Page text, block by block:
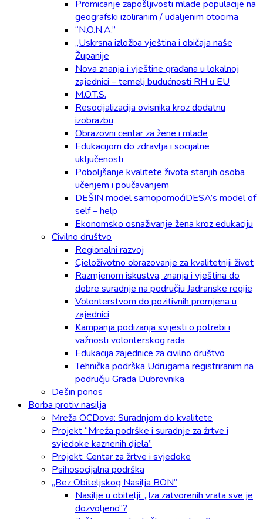
Promicanje zapošljivosti mlade populacije na
geografski izoliranim / udaljenim otocima
“N.O.N.A.”
„Uskrsna izložba vještina i običaja naše
Županije
Nova znanja i vještine građana u lokalnoj
zajednici – temelj budućnosti RH u EU
M.O.T.S.
Resocijalizacija ovisnika kroz dodatnu
izobrazbu
Obrazovni centar za žene i mlade
Edukacijom do zdravlja i socijalne
uključenosti
Poboljšanje kvalitete života starijih osoba
učenjem i poučavanjem
DEŠIN model samopomoćiDESA’s model of
self – help
Ekonomsko osnaživanje žena kroz edukaciju
Civilno društvo
Regionalni razvoj
Cjeloživotno obrazovanje za kvalitetniji život
Razmjenom iskustva, znanja i vještina do
dobre suradnje na području Jadranske regije
Volonterstvom do pozitivnih promjena u
zajednici
Kampanja podizanja svijesti o potrebi i
važnosti volonterskog rada
Edukacija zajednice za civilno društvo
Tehnička podrška Udrugama registriranim na
području Grada Dubrovnika
Dešin ponos
Borba protiv nasilja
Mreža OCDova: Suradnjom do kvalitete
Projekt “Mreža podrške i suradnje za žrtve i
svjedoke kaznenih djela”
Projekt: Centar za žrtve i svjedoke
Psihosocijalna podrška
„Bez Obiteljskog Nasilja BON”
Nasilje u obitelji: „Iza zatvorenih vrata sve je
dozvoljeno“?